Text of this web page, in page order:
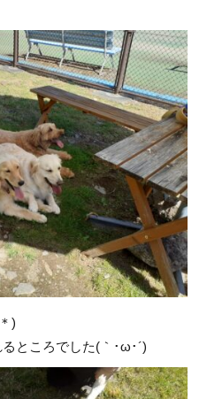
)
ところでした(｀･ω･´)